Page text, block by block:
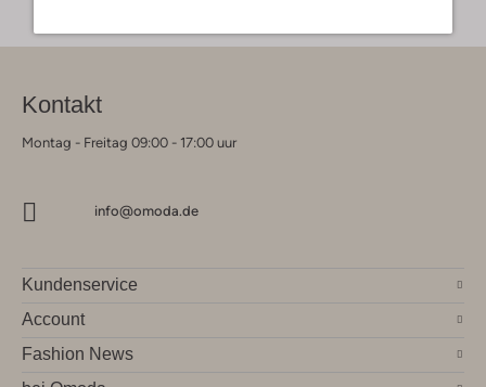
Kontakt
Montag - Freitag 09:00 - 17:00 uur
info@omoda.de
Kundenservice
Account
Fashion News